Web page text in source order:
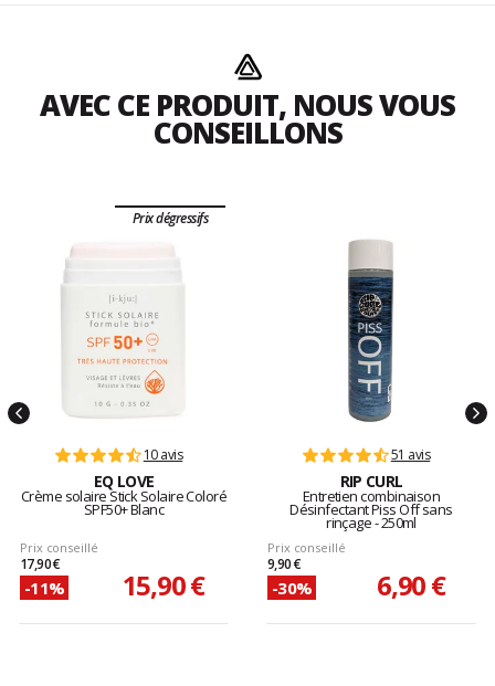
AVEC CE PRODUIT, NOUS VOUS
CONSEILLONS
Prix dégressifs
10 avis
EQ LOVE
Crème solaire Stick Solaire Coloré
SPF50+ Blanc
Prix conseillé
17,90 €
-11% 15,90 €
51 avis
RIP CURL
Entretien combinaison
Désinfectant Piss Off sans
rinçage - 250ml
Prix conseillé
9,90 €
-30% 6,90 €